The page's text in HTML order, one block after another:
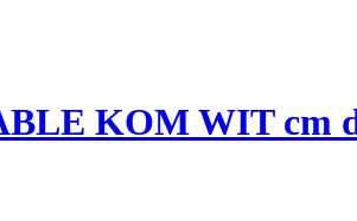
KOM WIT cm